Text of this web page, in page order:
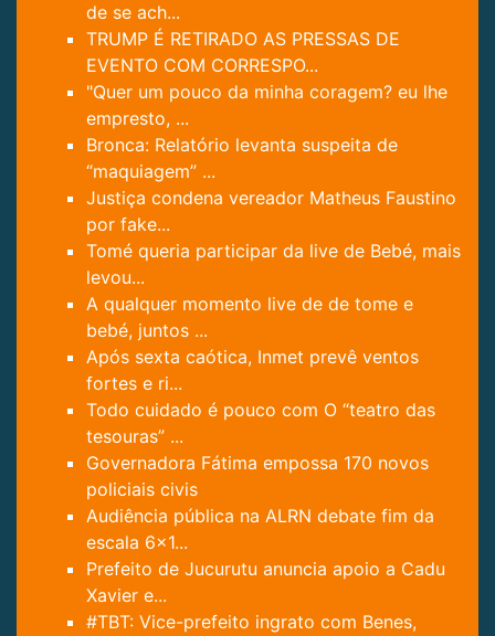
de se ach...
TRUMP É RETIRADO AS PRESSAS DE
EVENTO COM CORRESPO...
"Quer um pouco da minha coragem? eu lhe
empresto, ...
Bronca: Relatório levanta suspeita de
“maquiagem” ...
Justiça condena vereador Matheus Faustino
por fake...
Tomé queria participar da live de Bebé, mais
levou...
A qualquer momento live de de tome e
bebé, juntos ...
Após sexta caótica, Inmet prevê ventos
fortes e ri...
Todo cuidado é pouco com O “teatro das
tesouras” ...
Governadora Fátima empossa 170 novos
policiais civis
Audiência pública na ALRN debate fim da
escala 6x1...
Prefeito de Jucurutu anuncia apoio a Cadu
Xavier e...
#TBT: Vice-prefeito ingrato com Benes,